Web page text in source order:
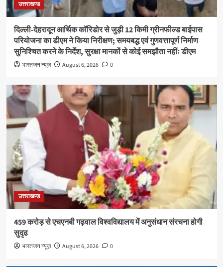
उत्तराखण्ड
दिल्ली-देहरादून आर्थिक कॉरिडोर से जुड़ी 12 किमी ग्रीनफील्ड बाईपास
परियोजना का डीएम ने किया निरीक्षण; समयबद्ध एवं गुणवत्तापूर्ण निर्माण
सुनिश्चित करने के निर्देश, सुरक्षा मानकों से कोई समझौता नहींः डीएम
भारतजन न्यूज़ August 6, 2026 0
उत्तराखण्ड
459 करोड़ से एचएनबी गढ़वाल विश्वविद्यालय में अनुसंधान संरचना होगी
सुदृढ
भारतजन न्यूज़ August 6, 2026 0